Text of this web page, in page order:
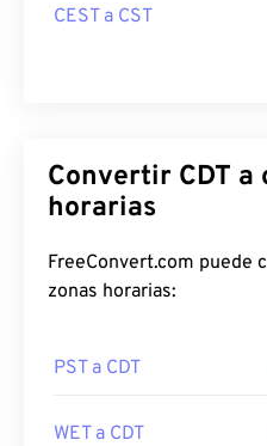
CEST a CST
Convertir CDT a
horarias
FreeConvert.com puede
zonas horarias:
PST a CDT
WET a CDT